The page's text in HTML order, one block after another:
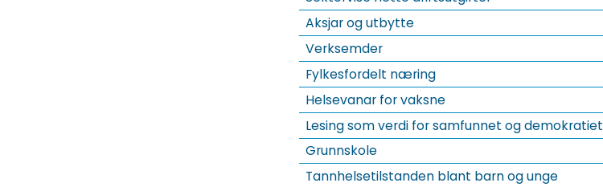
Aksjar og utbytte
Verksemder
Fylkesfordelt næring
Helsevanar for vaksne
Lesing som verdi for samfunnet og demokratiet
Grunnskole
Tannhelsetilstanden blant barn og unge